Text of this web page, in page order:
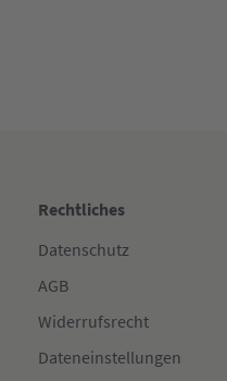
Rechtliches
Datenschutz
AGB
Widerrufsrecht
Dateneinstellungen